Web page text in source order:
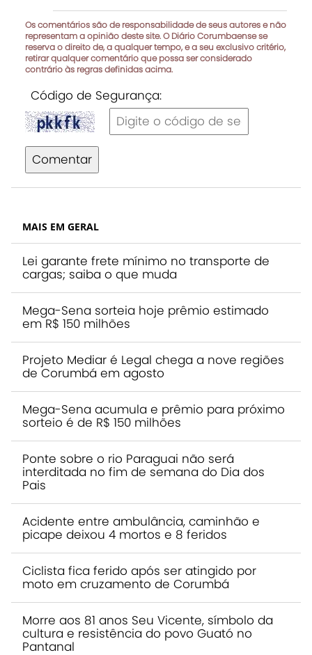
Os comentários são de responsabilidade de seus autores e não
representam a opinião deste site. O Diário Corumbaense se
reserva o direito de, a qualquer tempo, e a seu exclusivo critério,
retirar qualquer comentário que possa ser considerado
contrário às regras definidas acima.
Código de Segurança:
Comentar
MAIS EM GERAL
Lei garante frete mínimo no transporte de
cargas; saiba o que muda
Mega-Sena sorteia hoje prêmio estimado
em R$ 150 milhões
Projeto Mediar é Legal chega a nove regiões
de Corumbá em agosto
Mega-Sena acumula e prêmio para próximo
sorteio é de R$ 150 milhões
Ponte sobre o rio Paraguai não será
interditada no fim de semana do Dia dos
Pais
Acidente entre ambulância, caminhão e
picape deixou 4 mortos e 8 feridos
Ciclista fica ferido após ser atingido por
moto em cruzamento de Corumbá
Morre aos 81 anos Seu Vicente, símbolo da
cultura e resistência do povo Guató no
Pantanal